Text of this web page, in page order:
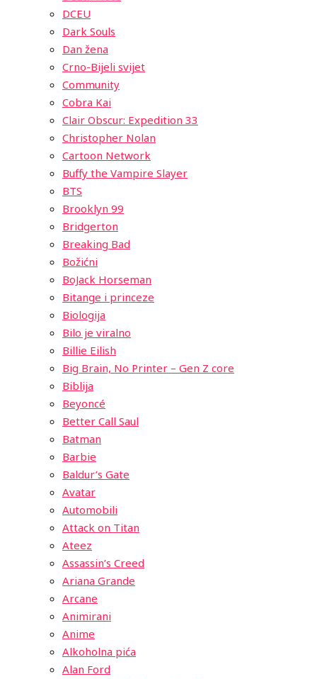
DCEU
Dark Souls
Dan žena
Crno-Bijeli svijet
Community
Cobra Kai
Clair Obscur: Expedition 33
Christopher Nolan
Cartoon Network
Buffy the Vampire Slayer
BTS
Brooklyn 99
Bridgerton
Breaking Bad
Božićni
BoJack Horseman
Bitange i princeze
Biologija
Bilo je viralno
Billie Eilish
Big Brain, No Printer – Gen Z core
Biblija
Beyoncé
Better Call Saul
Batman
Barbie
Baldur’s Gate
Avatar
Automobili
Attack on Titan
Ateez
Assassin’s Creed
Ariana Grande
Arcane
Animirani
Anime
Alkoholna pića
Alan Ford